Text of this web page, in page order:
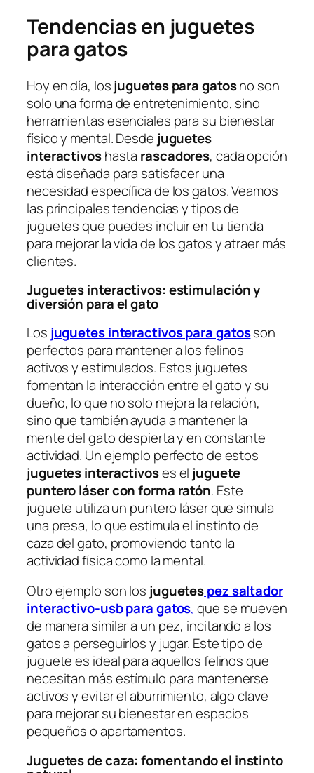
Tendencias en juguetes
para gatos
Hoy en día, losjuguetes para gatosno son
solo una forma de entretenimiento, sino
herramientas esenciales para su bienestar
físico y mental. Desde juguetes
interactivoshasta rascadores, cada opción
está diseñada para satisfacer una
necesidad específica de los gatos. Veamos
las principales tendencias y tipos de
juguetes que puedes incluir en tu tienda
para mejorar la vida de los gatos y atraer más
clientes.
Juguetes interactivos: estimulación y
diversión para el gato
Los juguetes interactivos para gatosson
perfectos para mantener a los felinos
activos y estimulados. Estos juguetes
fomentan la interacción entre el gato y su
dueño, lo que no solo mejora la relación,
sino que también ayuda a mantener la
mente del gato despierta y en constante
actividad. Un ejemplo perfecto de estos
juguetes interactivoses el juguete
puntero láser con forma ratón. Este
juguete utiliza un puntero láser que simula
una presa, lo que estimula el instinto de
caza del gato, promoviendo tanto la
actividad física como la mental.
Otro ejemplo son los juguetespez saltador
interactivo-usb para gatos,que se mueven
de manera similar a un pez, incitando a los
gatos a perseguirlos y jugar. Este tipo de
juguete es ideal para aquellos felinos que
necesitan más estímulo para mantenerse
activos y evitar el aburrimiento, algo clave
para mejorar su bienestar en espacios
pequeños o apartamentos.
Juguetes de caza: fomentando el instinto